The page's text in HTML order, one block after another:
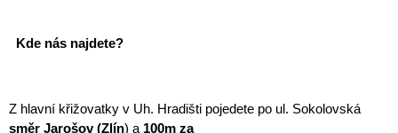
Kde nás najdete?
Z hlavní křižovatky v Uh. Hradišti pojedete po ul. Sokolovská
směr Jarošov (Zlín) a 100m za